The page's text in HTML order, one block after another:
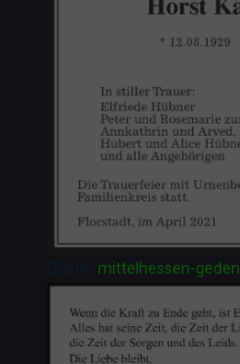
mittelhessen-